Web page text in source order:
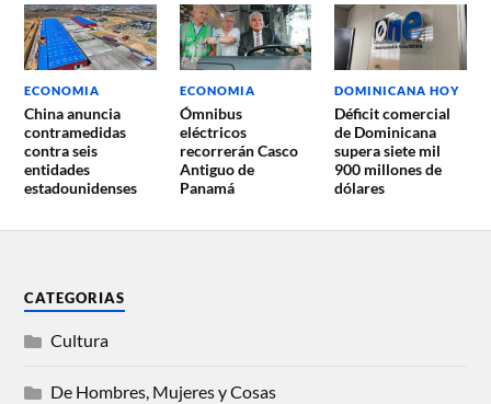
ECONOMIA
China anuncia
contramedidas
contra seis
entidades
estadounidenses
ECONOMIA
Ómnibus
eléctricos
recorrerán Casco
Antiguo de
Panamá
DOMINICANA HOY
Déficit comercial
de Dominicana
supera siete mil
900 millones de
dólares
CATEGORIAS
Cultura
De Hombres, Mujeres y Cosas